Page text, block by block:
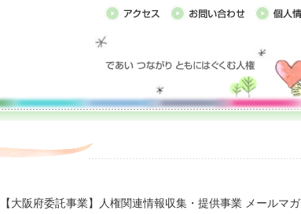
【大阪府委託事業】人権関連情報収集・提供事業 メールマガ